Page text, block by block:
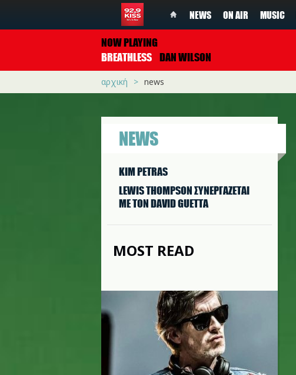
NEWS ON AIR MUSIC
NOW PLAYING
BREATHLESS DAN WILSON
αρχική news
NEWS
KIM PETRAS
LEWIS THOMPSON ΣΥΝΕΡΓAΖΕΤΑΙ
ΜΕ ΤΟΝ DAVID GUETTA
MOST READ